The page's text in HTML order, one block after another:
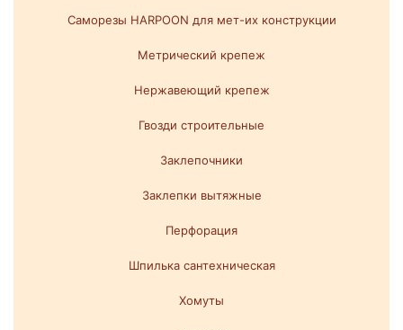
Саморезы HARPOON для мет-их конструкции
Метрический крепеж
Нержавеющий крепеж
Гвозди строительные
Заклепочники
Заклепки вытяжные
Перфорация
Шпилька сантехническая
Хомуты